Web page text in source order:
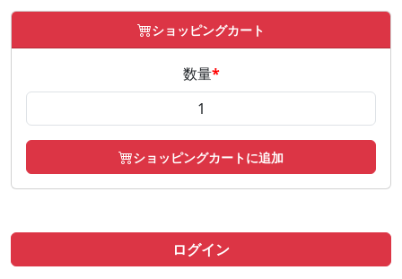
ショッピングカート
数量*
ショッピングカートに追加
ログイン